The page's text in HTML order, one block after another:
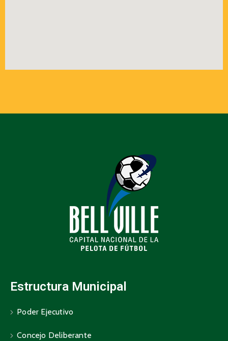
Estructura Municipal
Poder Ejecutivo
Concejo Deliberante